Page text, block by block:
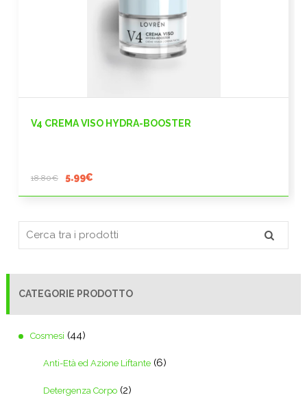
V4 CREMA VISO HYDRA-BOOSTER
18.80€
Il
18.80€.
5.99€
5.99€.
CATEGORIE PRODOTTO
Cosmesi (44)
Anti-Età ed Azione Liftante (6)
Detergenza Corpo (2)